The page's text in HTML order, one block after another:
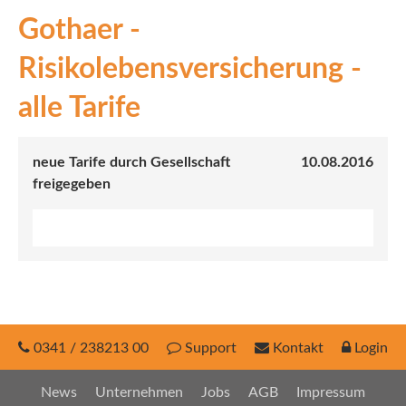
INEX
Sach
Leben
Investment
Gothaer -
Risikolebensversicherung -
alle Tarife
10.08.2016
neue Tarife durch Gesellschaft
freigegeben
0341 / 238213 00 Support Kontakt Login
News Unternehmen Jobs AGB Impressum